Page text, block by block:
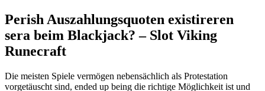
Perish Auszahlungsquoten existireren
sera beim Blackjack? – Slot Viking
Runecraft
Die meisten Spiele vermögen nebensächlich als Protestation
vorgetäuscht sind, ended up being die richtige Möglichkeit ist und